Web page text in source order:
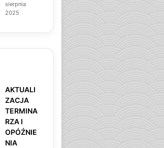
sierpnia
2025
AKTUALI
ZACJA
TERMINA
RZA I
OPÓŹNIE
NIA